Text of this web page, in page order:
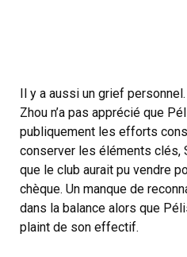
Il y a aussi un grief
Zhou n’a pas apprécié que
publiquement les efforts
conserver les éléments clés,
que le club aurait pu vendre
chèque. Un manque de
dans la balance alors que
plaint de son effectif.